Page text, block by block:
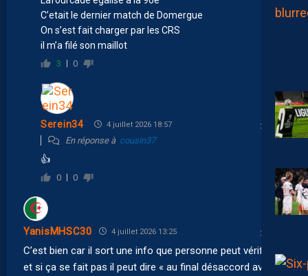
C’etait le dernier match de Domergue
On s’est fait charger par les CRS
il m’a filé son maillot
3 0
Serein34 4 juillet 2026 18:57
En réponse à cousin37
👍
0 0
YanisMHSC30 4 juillet 2026 13:25
C’est bien car il sort une info que personne peut vérifier
et si ça se fait pas il peut dire « au final désaccord avec le